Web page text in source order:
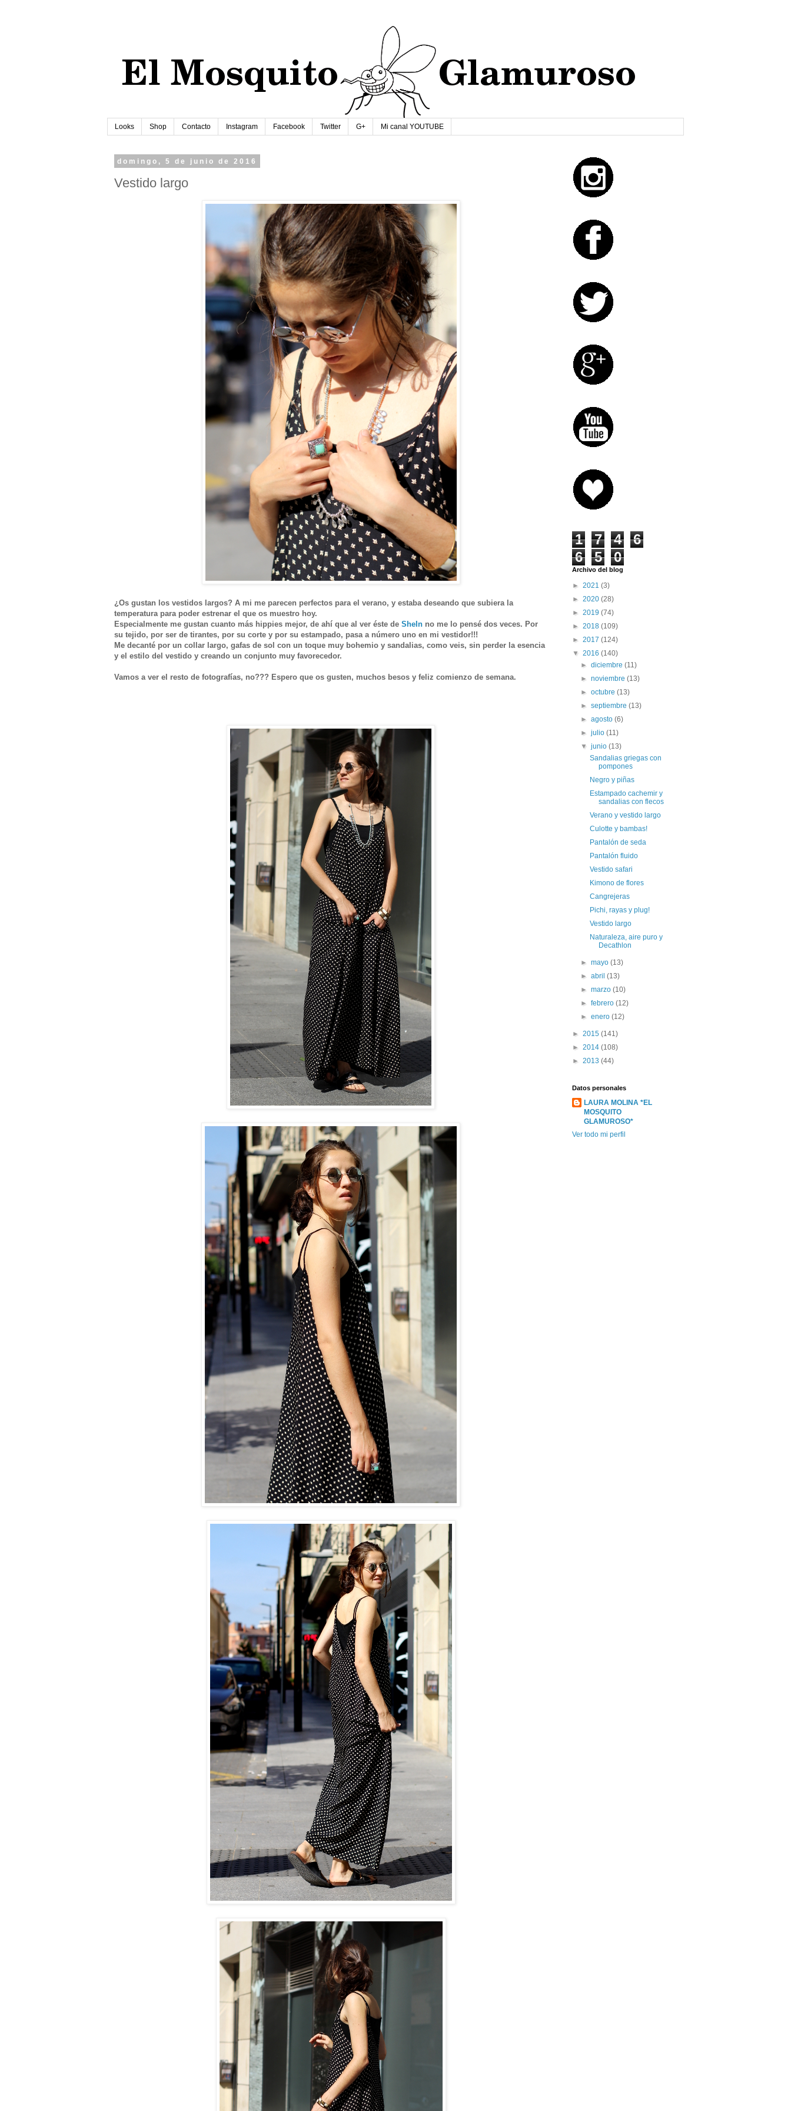
Looks Shop Contacto Instagram Facebook Twitter G+ Mi canal YOUTUBE
domingo, 5 de junio de 2016
Vestido largo
¿Os gustan los vestidos largos? A mi me parecen perfectos para el verano, y estaba deseando que subiera la
temperatura para poder estrenar el que os muestro hoy.
Especialmente me gustan cuanto más hippies mejor, de ahí que al ver éste de SheIn no me lo pensé dos veces. Por
su tejido, por ser de tirantes, por su corte y por su estampado, pasa a número uno en mi vestidor!!!
Me decanté por un collar largo, gafas de sol con un toque muy bohemio y sandalias, como veis, sin perder la esencia
y el estilo del vestido y creando un conjunto muy favorecedor.
Vamos a ver el resto de fotografías, no??? Espero que os gusten, muchos besos y feliz comienzo de semana.
1 7 4
6
6
5 0
Archivo del blog
► 2021 (3)
► 2020 (28)
► 2019 (74)
► 2018 (109)
► 2017 (124)
▼ 2016 (140)
►diciembre(11)
►noviembre(13)
►octubre(13)
►septiembre(13)
►agosto(6)
►julio(11)
▼junio(13)
Sandalias griegas con
pompones
Negro y piñas
Estampado cachemir y
sandalias con flecos
Verano y vestido largo
Culotte y bambas!
Pantalón de seda
Pantalón fluido
Vestido safari
Kimono de flores
Cangrejeras
Pichi, rayas y plug!
Vestido largo
Naturaleza, aire puro y
Decathlon
►mayo(13)
►abril(13)
►marzo(10)
►febrero(12)
►enero(12)
► 2015 (141)
► 2014 (108)
► 2013 (44)
Datos personales
LAURA MOLINA *EL
MOSQUITO
GLAMUROSO*
Ver todo mi perfil